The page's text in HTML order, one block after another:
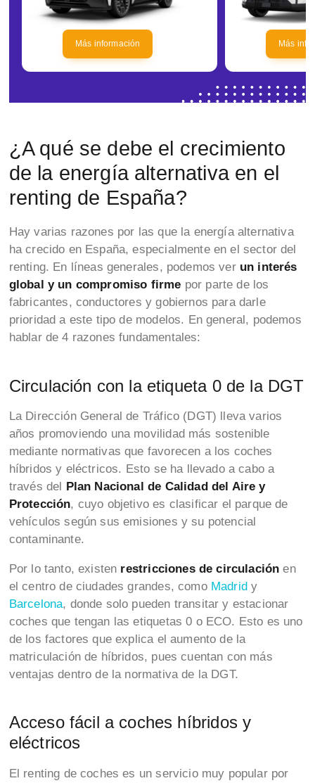
Más información Más
¿A qué se debe el crecimiento
de la energía alternativa en el
renting de España?
Hay varias razones por las que la energía alternativa
ha crecido en España, especialmente en el sector del
renting. En líneas generales, podemos ver un interés
global y un compromiso firme por parte de los
fabricantes, conductores y gobiernos para darle
prioridad a este tipo de modelos. En general, podemos
hablar de 4 razones fundamentales:
Circulación con la etiqueta 0 de la DGT
La Dirección General de Tráfico (DGT) lleva varios
años promoviendo una movilidad más sostenible
mediante normativas que favorecen a los coches
híbridos y eléctricos. Esto se ha llevado a cabo a
través del Plan Nacional de Calidad del Aire y
Protección, cuyo objetivo es clasificar el parque de
vehículos según sus emisiones y su potencial
contaminante.
Por lo tanto, existen restricciones de circulación en
el centro de ciudades grandes, como Madridy
Barcelona, donde solo pueden transitar y estacionar
coches que tengan las etiquetas 0 o ECO. Esto es uno
de los factores que explica el aumento de la
matriculación de híbridos, pues cuentan con más
ventajas dentro de la normativa de la DGT.
Acceso fácil a coches híbridos y
eléctricos
El renting de coches es un servicio muy popular por